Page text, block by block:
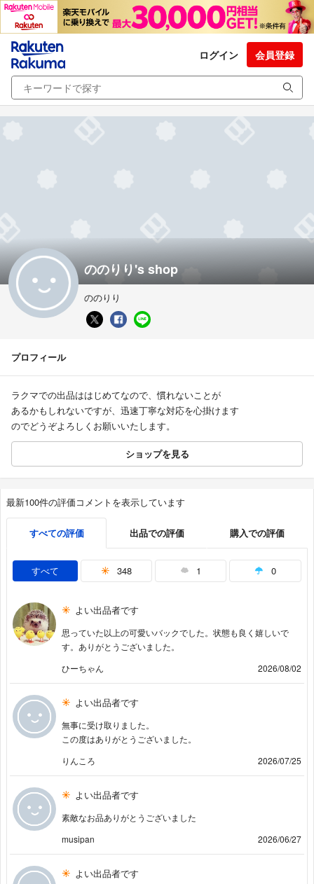
ログイン 会員登録
ののりり's shop
ののりり
プロフィール
ラクマでの出品ははじめてなので、慣れないことが
あるかもしれないですが、迅速丁寧な対応を心掛けます
のでどうぞよろしくお願いいたします。
ショップを見る
最新100件の評価コメントを表示しています
すべての評価 出品での評価 購入での評価
すべて 348 1 0
よい出品者です
思っていた以上の可愛いバックでした。状態も良く嬉しいで
す。ありがとうございました。
ひーちゃん
2026/08/02
よい出品者です
無事に受け取りました。
この度はありがとうございました。
りんころ
2026/07/25
よい出品者です
素敵なお品ありがとうございました
musipan
2026/06/27
よい出品者です